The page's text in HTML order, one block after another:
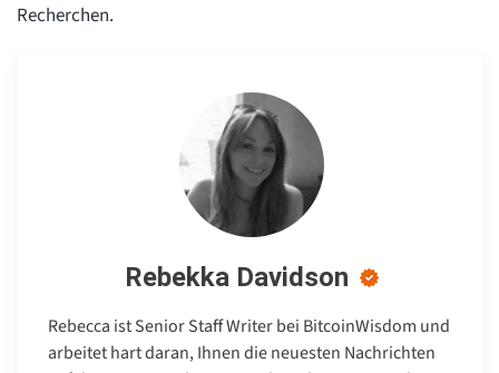
Recherchen.
Rebekka Davidson
Rebecca ist Senior Staff Writer bei BitcoinWisdom und
arbeitet hart daran, Ihnen die neuesten Nachrichten